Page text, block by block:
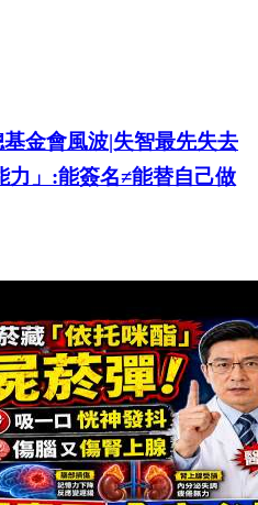
金會風波|失智最先失去
力」:能簽名≠能替自己做